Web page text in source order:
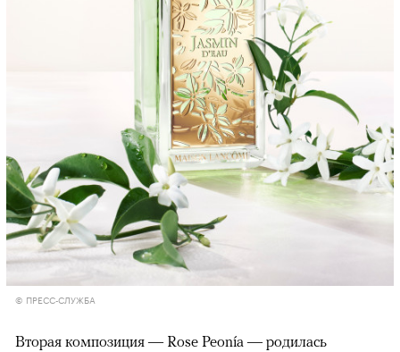
© ПРЕСС-СЛУЖБА
Вторая композиция — Rose Peonía — родилась